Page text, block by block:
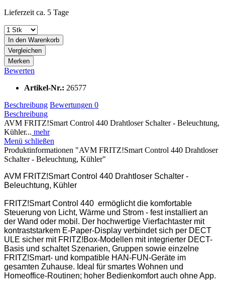
Lieferzeit ca. 5 Tage
In den Warenkorb
Vergleichen
Merken
Bewerten
Artikel-Nr.: 26577
Beschreibung Bewertungen 0
Beschreibung
AVM FRITZ!Smart Control 440 Drahtloser Schalter - Beleuchtung,
Kühler... mehr
Menü schließen
Produktinformationen "AVM FRITZ!Smart Control 440 Drahtloser
Schalter - Beleuchtung, Kühler"
AVM FRITZ!Smart Control 440 Drahtloser Schalter -
Beleuchtung, Kühler
FRITZ!Smart Control 440 ermöglicht die komfortable
Steuerung von Licht, Wärme und Strom - fest installiert an
der Wand oder mobil. Der hochwertige Vierfachtaster mit
kontraststarkem E-Paper-Display verbindet sich per DECT
ULE sicher mit FRITZ!Box-Modellen mit integrierter DECT-
Basis und schaltet Szenarien, Gruppen sowie einzelne
FRITZ!Smart- und kompatible HAN-FUN-Geräte im
gesamten Zuhause. Ideal für smartes Wohnen und
Homeoffice-Routinen; hoher Bedienkomfort auch ohne App.